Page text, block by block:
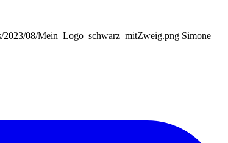
2023/08/Mein_Logo_schwarz_mitZweig.png Simone